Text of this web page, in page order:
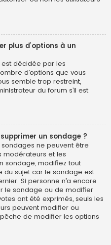
plus d’options à un
est décidée par les
d’options que vous
semble trop restreint,
du forum s’il est
un sondage ?
ne peuvent être
modérateurs et les
sondage, modifiez tout
du sujet car le sondage est
Si personne n’a encore
le sondage ou de modifier
ont été exprimés, seuls les
peuvent modifier ou
de modifier les options